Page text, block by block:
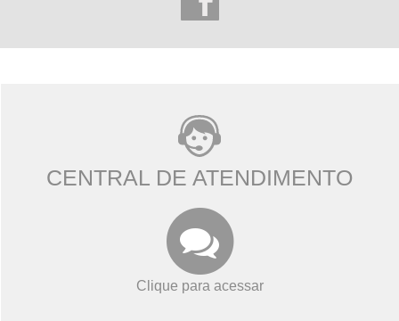
CENTRAL DE ATENDIMENTO
Clique para acessar